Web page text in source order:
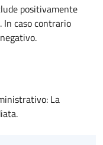
positivamente
In caso contrario
La